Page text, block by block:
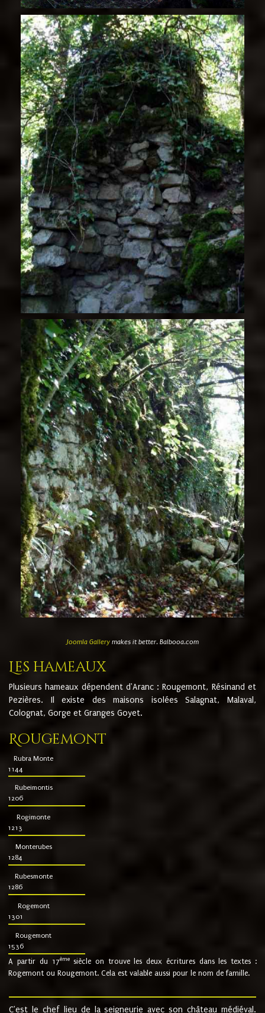
Joomla Gallerymakes it better. Balbooa.com
Les hameaux
Plusieurs hameaux dépendent d'Aranc : Rougemont, Résinand et
Pezières. Il existe des maisons isolées Salagnat, Malaval,
Colognat, Gorge et Granges Goyet.
Rougemont
Rubra Monte
1144
Rubeimontis
1206
Rogimonte
1213
Monterubes
1284
Rubesmonte
1286
Rogemont
1301
Rougemont
1536
A partir du 17ème siècle on trouve les deux écritures dans les textes :
Rogemont ou Rougemont. Cela est valable aussi pour le nom de famille.
C'est le chef lieu de la seigneurie avec son château médiéval.